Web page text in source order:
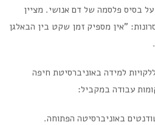
בסיס פלסמה של דם אנושי. מציין
"אין מספיק זמן שקט בין הבאלגן
למידה באוניברסיטת חיפה
עבודה במקביל:
באוניברסיטה הפתוחה.